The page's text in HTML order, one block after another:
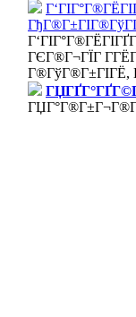
ГЄГ®Г¬ГЇГ
Г®ГўГ®Г±ГІГЁ,